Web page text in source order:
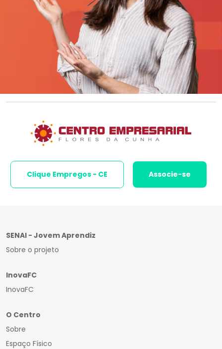
Clique Empregos - CE Associe-se
SENAI - Jovem Aprendiz
Sobre o projeto
InovaFC
InovaFC
O Centro
Sobre
Espaço Físico